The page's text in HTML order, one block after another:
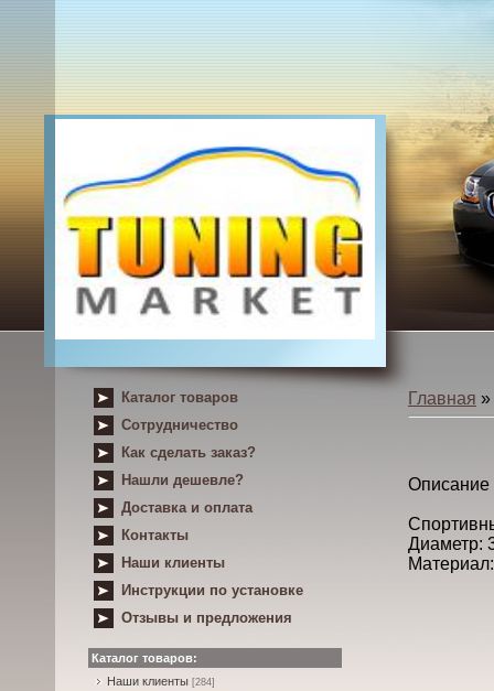
Каталог товаров
Сотрудничество
Как сделать заказ?
Нашли дешевле?
Доставка и оплата
Контакты
Наши клиенты
Инструкции по установке
Отзывы и предложения
Каталог товаров:
Наши клиенты [284]
Главная »
Описание
Диаметр: